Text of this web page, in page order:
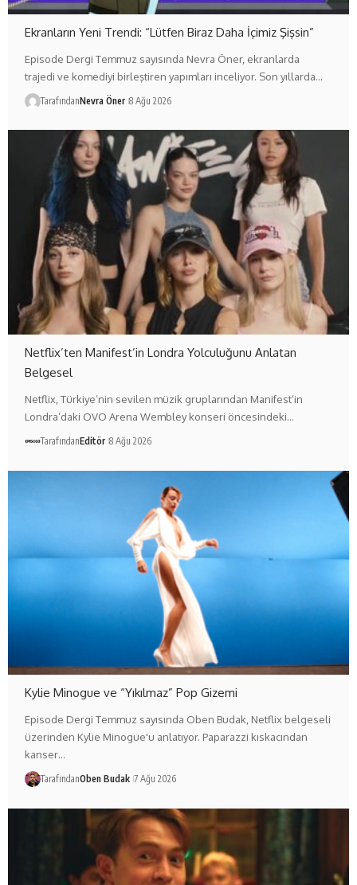
Ekranların Yeni Trendi: “Lütfen Biraz Daha İçimiz Şişsin”
Episode Dergi Temmuz sayısında Nevra Öner, ekranlarda
trajedi ve komediyi birleştiren yapımları inceliyor. Son yıllarda…
TarafındanNevra Öner 8 Ağu 2026
Netflix’ten Manifest’in Londra Yolculuğunu Anlatan
Belgesel
Netflix, Türkiye’nin sevilen müzik gruplarından Manifest’in
Londra’daki OVO Arena Wembley konseri öncesindeki…
TarafındanEditör 8 Ağu 2026
Kylie Minogue ve “Yıkılmaz” Pop Gizemi
Episode Dergi Temmuz sayısında Oben Budak, Netflix belgeseli
üzerinden Kylie Minogue'u anlatıyor. Paparazzi kıskacından
kanser…
TarafındanOben Budak 7 Ağu 2026